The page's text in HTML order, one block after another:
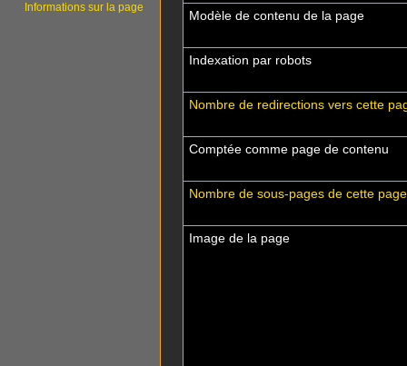
Modèle de contenu de la page
Indexation par robots
Nombre de redirections vers cette
Comptée comme page de contenu
Nombre de sous-pages de cette page
Image de la page
Informations sur la page